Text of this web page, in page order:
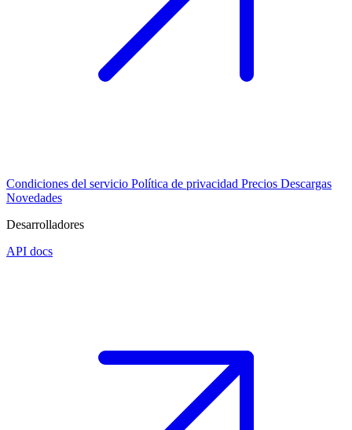
Condiciones del servicio Política de privacidad Precios Descargas
Novedades
Desarrolladores
API docs